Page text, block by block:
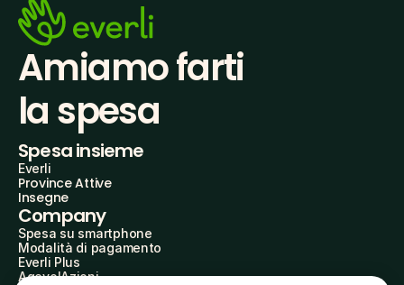
Amiamo farti
la spesa
Spesa insieme
Everli
Province Attive
Insegne
Company
Spesa su smartphone
Modalità di pagamento
Everli Plus
AgevolAzioni